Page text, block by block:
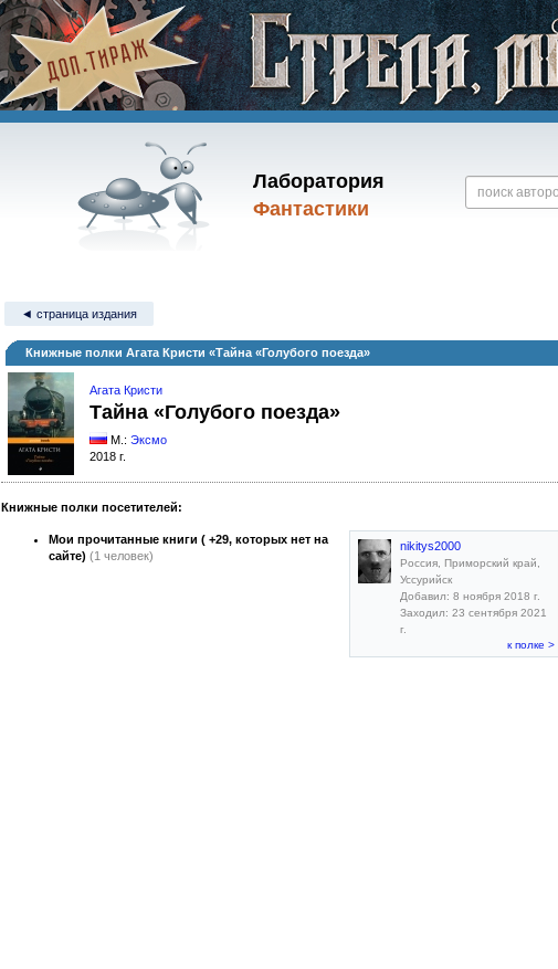
Лаборатория
Фантастики
◄ страница издания
Книжные полки Агата Кристи «Тайна «Голубого поезда»
Агата Кристи
Тайна «Голубого поезда»
М.: Эксмо
2018 г.
Книжные полки посетителей:
Мои прочитанные книги ( +29, которых нет на
сайте) (1 человек)
nikitys2000
Россия, Приморский край,
Уссурийск
Добавил: 8 ноября 2018 г.
Заходил: 23 сентября 2021
г.
к полке >